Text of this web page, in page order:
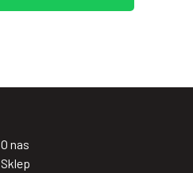
O nas
Sklep